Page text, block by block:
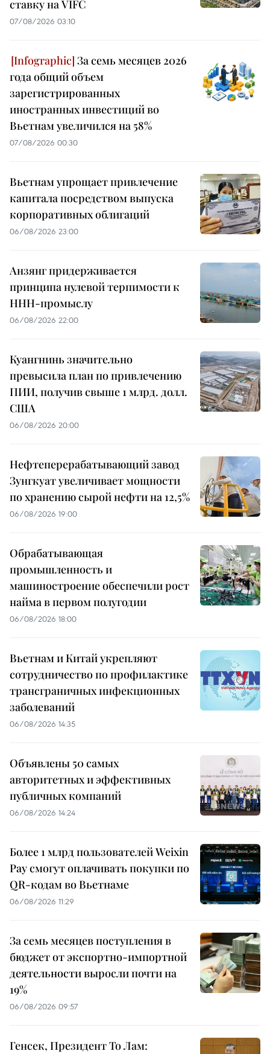
ставку на VIFC
07/08/2026 03:10
За семь месяцев 2026
года общий объем
зарегистрированных
иностранных инвестиций во
Вьетнам увеличился на 58%
07/08/2026 00:30
Вьетнам упрощает привлечение
капитала посредством выпуска
корпоративных облигаций
06/08/2026 23:00
Анзянг придерживается
принципа нулевой терпимости к
ННН-промыслу
06/08/2026 22:00
Куангнинь значительно
превысила план по привлечению
ПИИ, получив свыше 1 млрд. долл.
США
06/08/2026 20:00
Нефтеперерабатывающий завод
Зунгкуат увеличивает мощности
по хранению сырой нефти на 12,5%
06/08/2026 19:00
Обрабатывающая
промышленность и
машиностроение обеспечили рост
найма в первом полугодии
06/08/2026 18:00
Вьетнам и Китай укрепляют
сотрудничество по профилактике
трансграничных инфекционных
заболеваний
06/08/2026 14:35
Объявлены 50 самых
авторитетных и эффективных
публичных компаний
06/08/2026 14:24
Более 1 млрд пользователей Weixin
Pay смогут оплачивать покупки по
QR-кодам во Вьетнаме
06/08/2026 11:29
За семь месяцев поступления в
бюджет от экспортно-импортной
деятельности выросли почти на
19%
06/08/2026 09:57
Генсек, Президент То Лам: